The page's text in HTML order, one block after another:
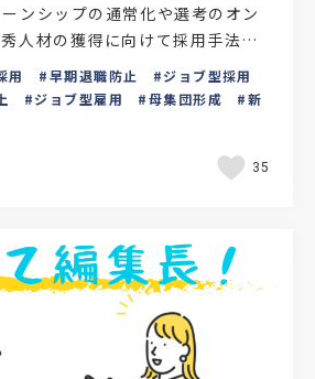
ンシップの通常化や選考のオン
人材の獲得に向けて採用手法が
す。近年では就活ナビサイトを
用 早期退職防止
ジョブ型採用
ジョブ型雇用 母集団形成
新
35